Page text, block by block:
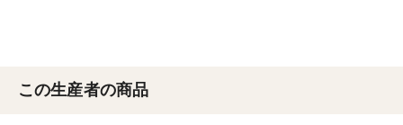
この生産者の商品